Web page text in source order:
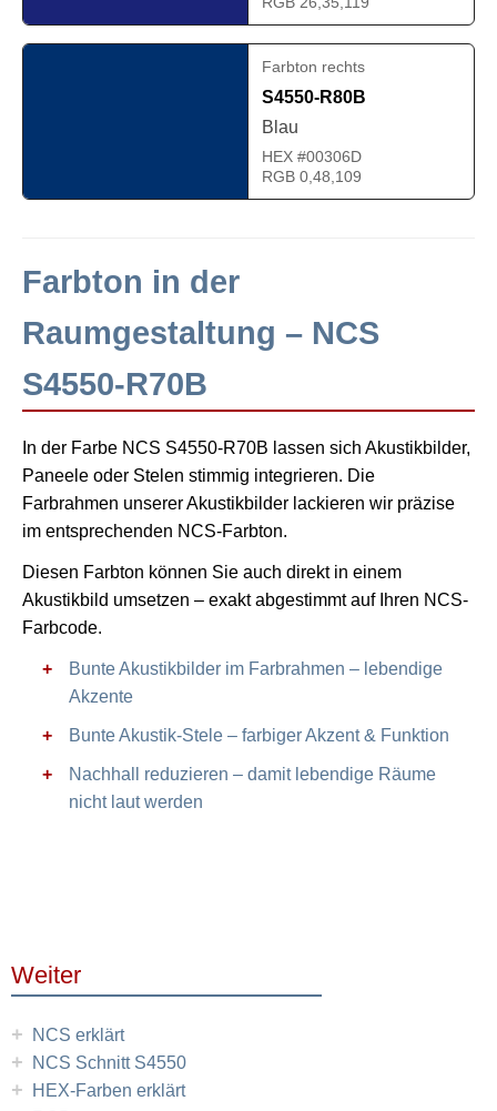
Farbton rechts
S4550-R80B
Blau
HEX #00306D
RGB 0,48,109
Farbton in der
Raumgestaltung – NCS
S4550-R70B
In der Farbe NCS S4550-R70B lassen sich Akustikbilder,
Paneele oder Stelen stimmig integrieren. Die
Farbrahmen unserer Akustikbilder lackieren wir präzise
im entsprechenden NCS-Farbton.
Diesen Farbton können Sie auch direkt in einem
Akustikbild umsetzen – exakt abgestimmt auf Ihren NCS-
Farbcode.
Bunte Akustikbilder im Farbrahmen – lebendige
Akzente
Bunte Akustik-Stele – farbiger Akzent & Funktion
Nachhall reduzieren – damit lebendige Räume
nicht laut werden
Weiter
+ NCS erklärt
+ NCS Schnitt S4550
+ HEX-Farben erklärt